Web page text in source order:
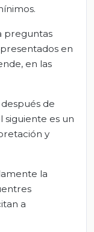
preguntas
en
en las
de
siguiente es un
y
la
a